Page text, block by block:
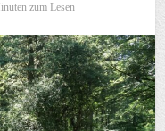
zum Lesen